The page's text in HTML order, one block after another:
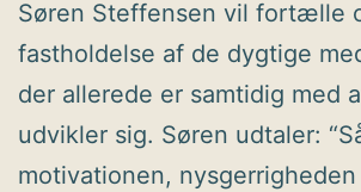
Søren Steffensen vil fortælle
fastholdelse af de dygtige
der allerede er samtidig med
udvikler sig. Søren udtaler:
motivationen,